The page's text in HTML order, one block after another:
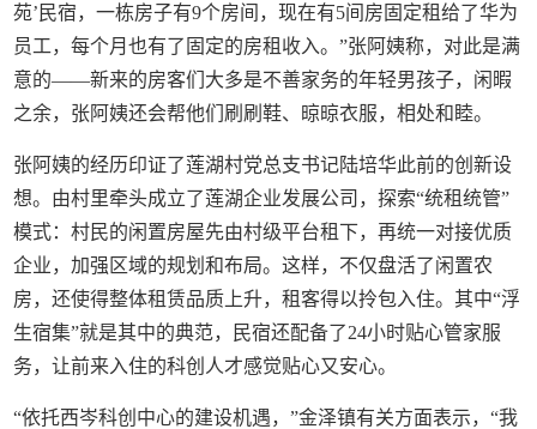
苑’民宿，一栋房子有9个房间，现在有5间房固定租给了华为
员工，每个月也有了固定的房租收入。”张阿姨称，对此是满
意的——新来的房客们大多是不善家务的年轻男孩子，闲暇
之余，张阿姨还会帮他们刷刷鞋、晾晾衣服，相处和睦。
张阿姨的经历印证了莲湖村党总支书记陆培华此前的创新设
想。由村里牵头成立了莲湖企业发展公司，探索“统租统管”
模式：村民的闲置房屋先由村级平台租下，再统一对接优质
企业，加强区域的规划和布局。这样，不仅盘活了闲置农
房，还使得整体租赁品质上升，租客得以拎包入住。其中“浮
生宿集”就是其中的典范，民宿还配备了24小时贴心管家服
务，让前来入住的科创人才感觉贴心又安心。
“依托西岑科创中心的建设机遇，”金泽镇有关方面表示，“我